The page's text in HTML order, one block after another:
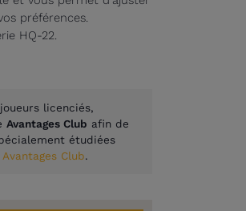
préférences.
HQ-22.
licenciés,
Avantages Club afin de
étudiées
Club.